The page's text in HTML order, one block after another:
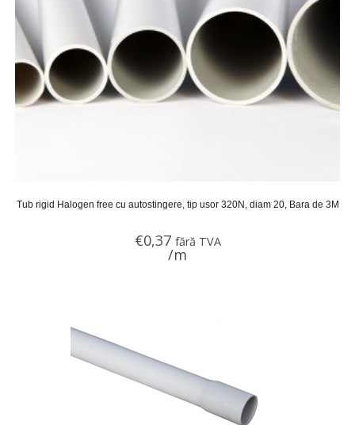
Tub rigid Halogen free cu autostingere, tip usor 320N, diam 20, Bara de 3M
€0,37 fără TVA
/m